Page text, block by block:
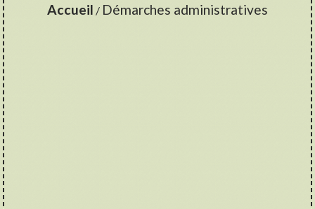
Accueil / Démarches administratives